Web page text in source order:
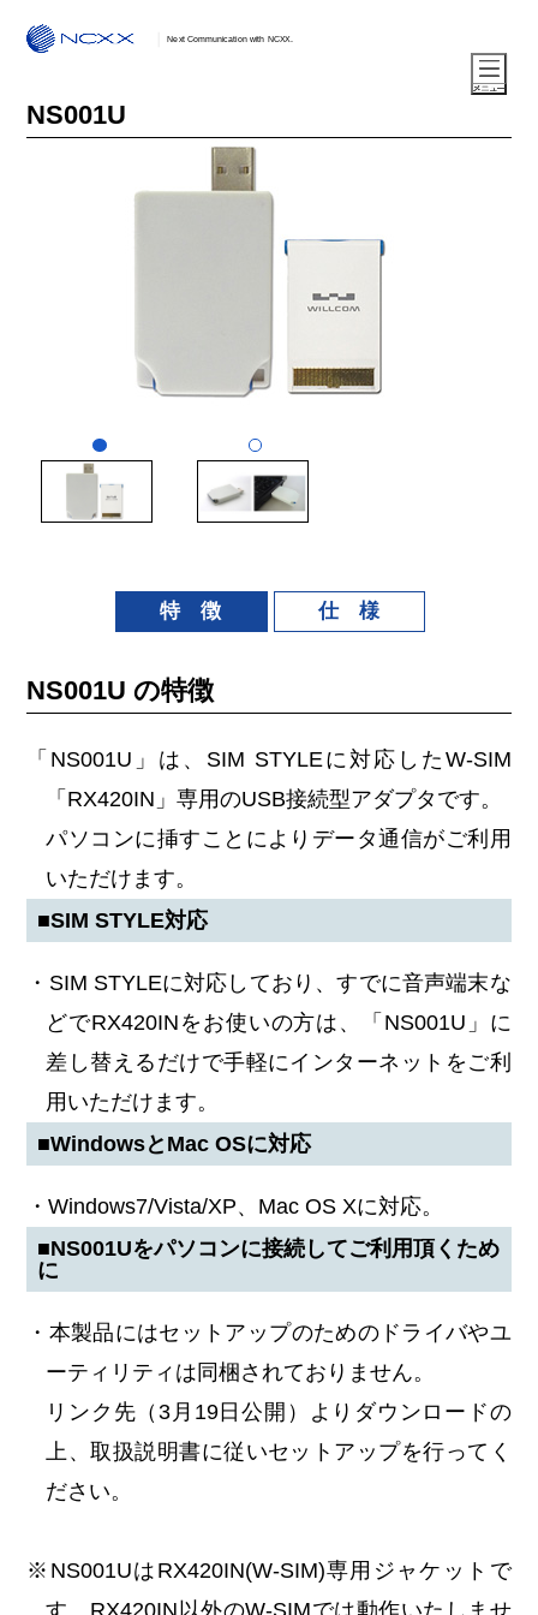
Next Communication with NCXX.
NS001U
特 徴 仕 様
NS001U の特徴
「NS001U」は、SIM STYLEに対応したW-SIM
「RX420IN」専用のUSB接続型アダプタです。
パソコンに挿すことによりデータ通信がご利用
いただけます。
■SIM STYLE対応
・SIM STYLEに対応しており、すでに音声端末な
どでRX420INをお使いの方は、「NS001U」に
差し替えるだけで手軽にインターネットをご利
用いただけます。
■WindowsとMac OSに対応
・Windows7/Vista/XP、Mac OS Xに対応。
■NS001Uをパソコンに接続してご利用頂くため
に
・本製品にはセットアップのためのドライバやユ
ーティリティは同梱されておりません。
リンク先（3月19日公開）よりダウンロードの
上、取扱説明書に従いセットアップを行ってく
ださい。
※NS001UはRX420IN(W-SIM)専用ジャケットで
す。RX420IN以外のW-SIMでは動作いたしませ